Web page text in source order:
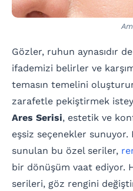
Gözler, ruhun aynasıdır
ifademizi belirler ve
temasın temelini
zarafetle pekiştirmek
Ares Serisi, estetik ve
eşsiz seçenekler sunuyor.
sunulan bu özel seriler,
bir dönüşüm vaat ediyor.
serileri, göz rengini